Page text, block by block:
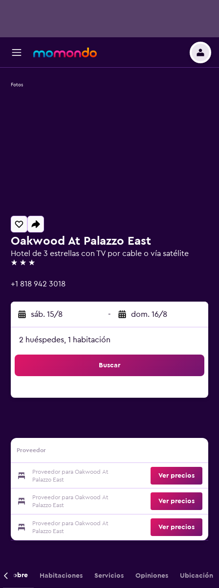
Oakwood At Palazzo East
Hotel de 3 estrellas con TV por cable o vía satélite
3 estrellas
+1 818 942 3018
sáb. 15/8 - dom. 16/8
2 huéspedes, 1 habitación
Buscar
Proveedor
Proveedor para Oakwood At
Palazzo East
Ver precios
Proveedor para Oakwood At
Palazzo East
Ver precios
Proveedor para Oakwood At
Palazzo East
Ver precios
Fotos
Sobre Habitaciones Servicios Opiniones Ubicación